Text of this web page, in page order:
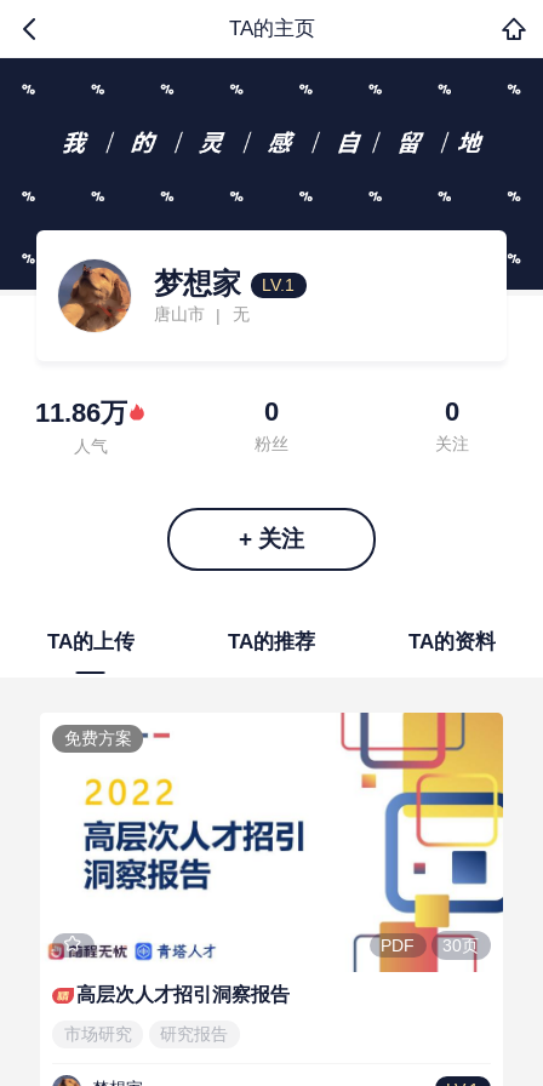
TA的主页
梦想家
LV.1
唐山市
| 无
11.86万
人气
0
粉丝
0
关注
+ 关注
TA的上传 TA的推荐 TA的资料
免费方案
PDF 30页
高层次人才招引洞察报告
市场研究 研究报告